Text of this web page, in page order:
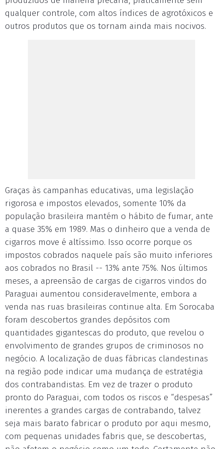
qualquer controle, com altos índices de agrotóxicos e
outros produtos que os tornam ainda mais nocivos.
Graças às campanhas educativas, uma legislação
rigorosa e impostos elevados, somente 10% da
população brasileira mantém o hábito de fumar, ante
a quase 35% em 1989. Mas o dinheiro que a venda de
cigarros move é altíssimo. Isso ocorre porque os
impostos cobrados naquele país são muito inferiores
aos cobrados no Brasil -- 13% ante 75%. Nos últimos
meses, a apreensão de cargas de cigarros vindos do
Paraguai aumentou consideravelmente, embora a
venda nas ruas brasileiras continue alta. Em Sorocaba
foram descobertos grandes depósitos com
quantidades gigantescas do produto, que revelou o
envolvimento de grandes grupos de criminosos no
negócio. A localização de duas fábricas clandestinas
na região pode indicar uma mudança de estratégia
dos contrabandistas. Em vez de trazer o produto
pronto do Paraguai, com todos os riscos e “despesas”
inerentes a grandes cargas de contrabando, talvez
seja mais barato fabricar o produto por aqui mesmo,
com pequenas unidades fabris que, se descobertas,